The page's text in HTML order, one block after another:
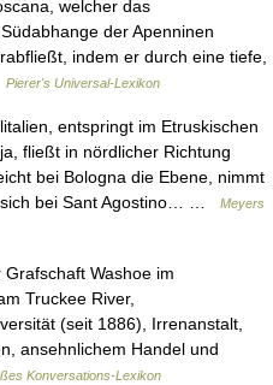
welcher das
der Apenninen
indem er durch eine tiefe,
Pierer's Universal-Lexikon
entspringt im Etruskischen
fließt in nördlicher Richtung
bei Bologna die Ebene, nimmt
sich bei Sant Agostino… …
Meyers
Washoe im
Truckee River,
(seit 1886), Irrenanstalt,
ansehnlichem Handel und
Konversations-Lexikon